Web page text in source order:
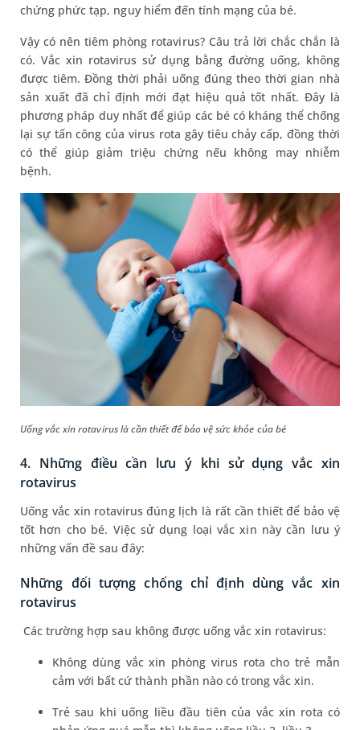
chứng phức tạp, nguy hiểm đến tính mạng của bé.
Vậy có nên tiêm phòng rotavirus? Câu trả lời chắc chắn là
có. Vắc xin rotavirus sử dụng bằng đường uống, không
được tiêm. Đồng thời phải uống đúng theo thời gian nhà
sản xuất đã chỉ định mới đạt hiệu quả tốt nhất. Đây là
phương pháp duy nhất để giúp các bé có kháng thể chống
lại sự tấn công của virus rota gây tiêu chảy cấp, đồng thời
có thể giúp giảm triệu chứng nếu không may nhiễm
bệnh.
Uống vắc xin rotavirus là cần thiết để bảo vệ sức khỏe của bé
4. Những điều cần lưu ý khi sử dụng vắc xin
rotavirus
Uống vắc xin rotavirus đúng lịch là rất cần thiết để bảo vệ
tốt hơn cho bé. Việc sử dụng loại vắc xin này cần lưu ý
những vấn đề sau đây:
Những đối tượng chống chỉ định dùng vắc xin
rotavirus
Các trường hợp sau không được uống vắc xin rotavirus:
Không dùng vắc xin phòng virus rota cho trẻ mẫn
cảm với bất cứ thành phần nào có trong vắc xin.
Trẻ sau khi uống liều đầu tiên của vắc xin rota có